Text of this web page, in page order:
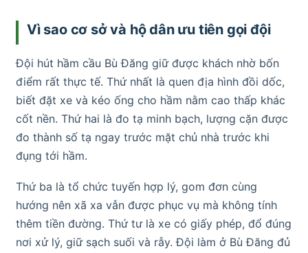
Vì sao cơ sở và hộ dân ưu tiên gọi đội
Đội hút hầm cầu Bù Đăng giữ được khách nhờ bốn
điểm rất thực tế. Thứ nhất là quen địa hình đồi dốc,
biết đặt xe và kéo ống cho hầm nằm cao thấp khác
cốt nền. Thứ hai là đo tạ minh bạch, lượng cặn được
đo thành số tạ ngay trước mặt chủ nhà trước khi
đụng tới hầm.
Thứ ba là tổ chức tuyến hợp lý, gom đơn cùng
hướng nên xã xa vẫn được phục vụ mà không tính
thêm tiền đường. Thứ tư là xe có giấy phép, đổ đúng
nơi xử lý, giữ sạch suối và rẫy. Đội làm ở Bù Đăng đủ